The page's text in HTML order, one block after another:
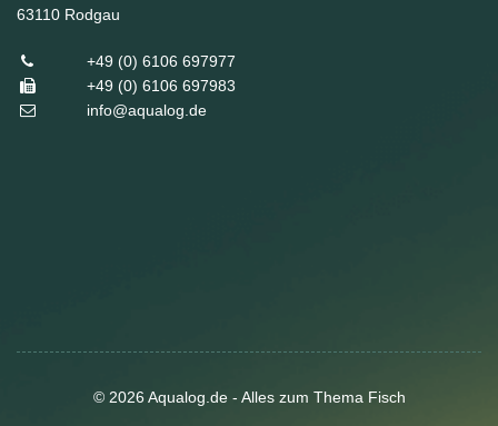
63110 Rodgau
+49 (0) 6106 697977
+49 (0) 6106 697983
info@aqualog.de
© 2026 Aqualog.de - Alles zum Thema Fisch